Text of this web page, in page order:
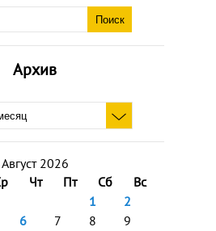
Архив
Август 2026
Чт Пт Сб
Вс
1
2
6 7 8
9